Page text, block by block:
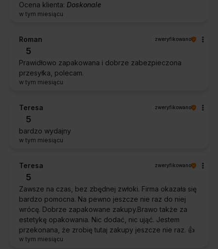
Ocena klienta: Doskonale
w tym miesiącu
Roman zweryfikowano
5
Prawidłowo zapakowana i dobrze zabezpieczona
przesyłka, polecam.
w tym miesiącu
Teresa zweryfikowano
5
bardzo wydajny
w tym miesiącu
Teresa zweryfikowano
5
Zawsze na czas, bez zbędnej zwłoki. Firma okazała się
bardzo pomocna. Na pewno jeszcze nie raz do niej
wrócę. Dobrze zapakowane zakupy.Brawo także za
estetykę opakowania. Nic dodać, nic ująć. Jestem
przekonana, że zrobię tutaj zakupy jeszcze nie raz. 👍️
w tym miesiącu